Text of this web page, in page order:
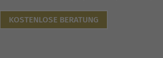
KOSTENLOSE BERATUNG